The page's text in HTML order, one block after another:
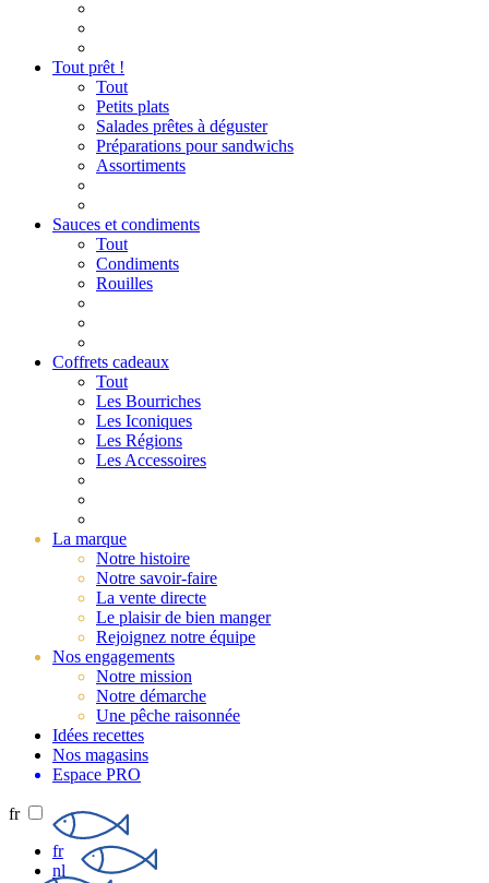
Tout prêt !
Tout
Petits plats
Salades prêtes à déguster
Préparations pour sandwichs
Assortiments
Sauces et condiments
Tout
Condiments
Rouilles
Coffrets cadeaux
Tout
Les Bourriches
Les Iconiques
Les Régions
Les Accessoires
La marque
Notre histoire
Notre savoir-faire
La vente directe
Le plaisir de bien manger
Rejoignez notre équipe
Nos engagements
Notre mission
Notre démarche
Une pêche raisonnée
Idées recettes
Nos magasins
Espace PRO
fr
fr
nl